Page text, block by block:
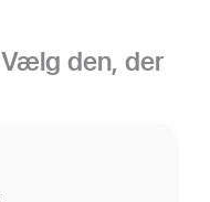
Vælg den, der